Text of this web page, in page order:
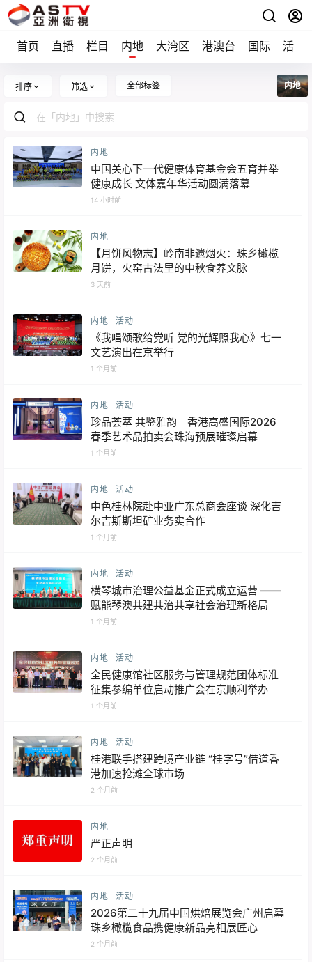
首页 直播 栏目 内地 大湾区 港澳台 国际 活动
排序 筛选 全部标签 内地
内地
中国关心下一代健康体育基金会五育并举
健康成长 文体嘉年华活动圆满落幕
14 小时前
内地
【月饼风物志】岭南非遗烟火：珠乡橄榄
月饼，火窑古法里的中秋食养文脉
3 天前
内地 活动
《我唱颂歌给党听 党的光辉照我心》七一
文艺演出在京举行
1 个月前
内地 活动
珍品荟萃 共鉴雅韵｜香港高盛国际2026
春季艺术品拍卖会珠海预展璀璨启幕
1 个月前
内地 活动
中色桂林院赴中亚广东总商会座谈 深化吉
尔吉斯斯坦矿业务实合作
1 个月前
内地 活动
横琴城市治理公益基金正式成立运营 ——
赋能琴澳共建共治共享社会治理新格局
1 个月前
内地 活动
全民健康馆社区服务与管理规范团体标准
征集参编单位启动推广会在京顺利举办
1 个月前
内地 活动
桂港联手搭建跨境产业链 “桂字号”借道香
港加速抢滩全球市场
2 个月前
内地
严正声明
2 个月前
内地 活动
2026第二十九届中国烘焙展览会广州启幕
珠乡橄榄食品携健康新品亮相展匠心
2 个月前